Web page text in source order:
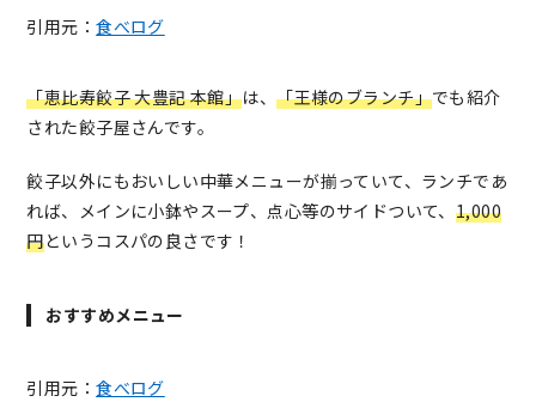
引用元：食べログ
「恵比寿餃子 大豊記 本館」は、「王様のブランチ」でも紹介
された餃子屋さんです。
餃子以外にもおいしい中華メニューが揃っていて、ランチであ
れば、メインに小鉢やスープ、点心等のサイドついて、 1,000
円というコスパの良さです！
おすすめメニュー
引用元：食べログ